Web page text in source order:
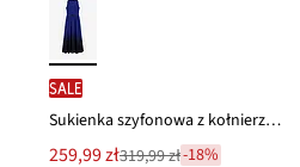
SALE
Sukienka szyfonowa z kołnierzykiem i wstawką w talii
Nowa
259,99 zł319,99 zł-18%